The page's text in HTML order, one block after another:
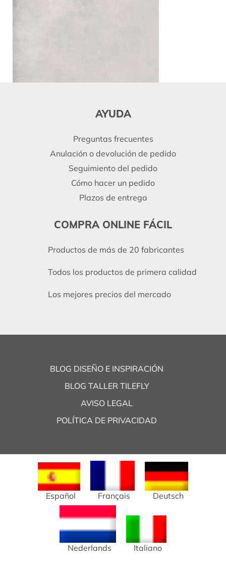
AYUDA
Preguntas frecuentes
Anulación o devolución de pedido
Seguimiento del pedido
Cómo hacer un pedido
Plazos de entrega
COMPRA ONLINE FÁCIL
Productos de más de 20 fabricantes
Todos los productos de primera calidad
Los mejores precios del mercado
BLOG DISEÑO E INSPIRACIÓN
BLOG TALLER TILEFLY
AVISO LEGAL
POLÍTICA DE PRIVACIDAD
Español Français Deutsch
Nederlands Italiano